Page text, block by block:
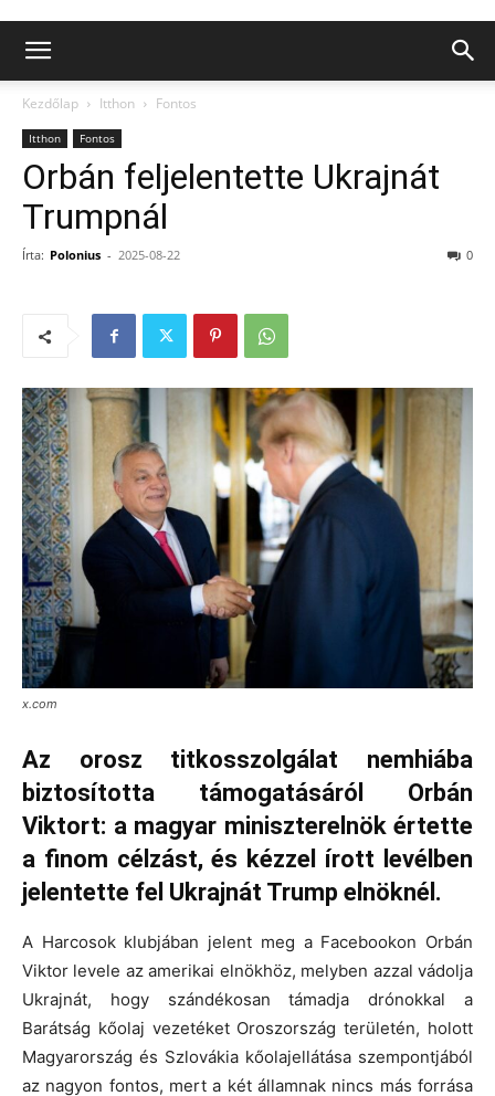
Kezdőlap Itthon Fontos
Itthon Fontos
Orbán feljelentette Ukrajnát
Trumpnál
Írta: Polonius - 2025-08-22 0
x.com
Az orosz titkosszolgálat nemhiába
biztosította támogatásáról Orbán
Viktort: a magyar miniszterelnök értette
a finom célzást, és kézzel írott levélben
jelentette fel Ukrajnát Trump elnöknél.
A Harcosok klubjában jelent meg a Facebookon Orbán
Viktor levele az amerikai elnökhöz, melyben azzal vádolja
Ukrajnát, hogy szándékosan támadja drónokkal a
Barátság kőolaj vezetéket Oroszország területén, holott
Magyarország és Szlovákia kőolajellátása szempontjából
az nagyon fontos, mert a két államnak nincs más forrása